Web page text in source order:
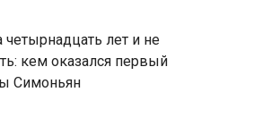
лет и не
кем оказался первый
Симоньян